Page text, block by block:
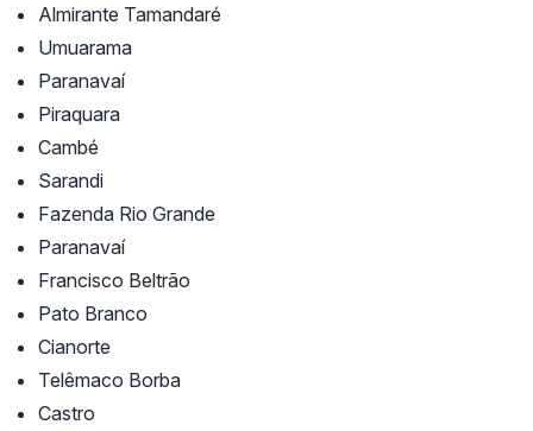
Almirante Tamandaré
Umuarama
Paranavaí
Piraquara
Cambé
Sarandi
Fazenda Rio Grande
Paranavaí
Francisco Beltrão
Pato Branco
Cianorte
Telêmaco Borba
Castro